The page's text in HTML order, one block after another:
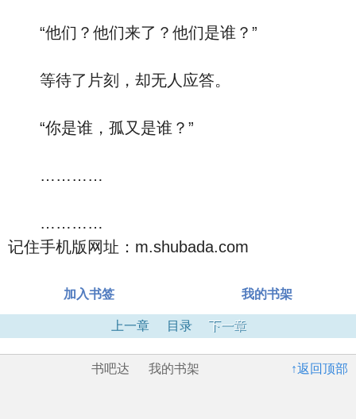
“他们？他们来了？他们是谁？”
等待了片刻，却无人应答。
“你是谁，孤又是谁？”
…………
…………
记住手机版网址：m.shubada.com
加入书签 我的书架
上一章 目录 下一章
↑返回顶部
书吧达 我的书架